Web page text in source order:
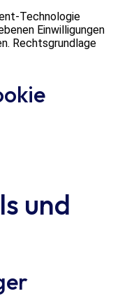
Technologie
Einwilligungen
Rechtsgrundlage
und